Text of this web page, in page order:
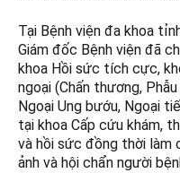
Tại Bệnh viện đa khoa
Giám đốc Bệnh viện đã
khoa Hồi sức tích cực,
ngoại (Chấn thương,
Ngoại Ung bướu, Ngoại
tại khoa Cấp cứu khám,
và hồi sức đồng thời làm
ảnh và hội chẩn người